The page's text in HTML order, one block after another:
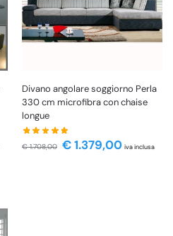
Divano angolare soggiorno Perla
330 cm microfibra con chaise
longue
€1.708,00 €1.379,00 iva inclusa